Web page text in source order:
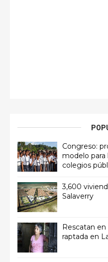
Congreso:
modelo para
colegios
3,600
Salaverry
Rescatan
raptada en